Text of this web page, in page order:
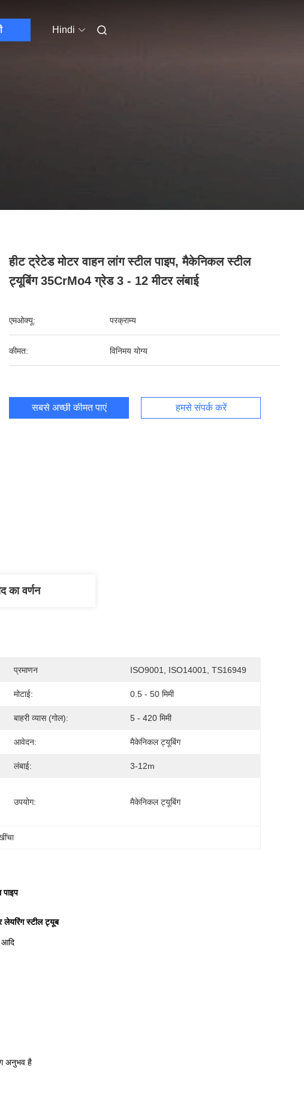
Hindi
हीट ट्रेटेड मोटर वाहन लांग स्टील पाइप, मैकेनिकल स्टील
ट्यूबिंग 35CrMo4 ग्रेड 3 - 12 मीटर लंबाई
एमओक्यू: परक्राम्य
कीमत: विनिमय योग्य
सबसे अच्छी कीमत पाएं हमसे संपर्क करें
का वर्णन
प्रमाणन ISO9001, ISO14001, TS16949
मोटाई: 0.5 - 50 मिमी
बाहरी व्यास (गोल): 5 - 420 मिमी
आवेदन: मैकेनिकल ट्यूबिंग
लंबाई: 3-12m
उपयोग: मैकेनिकल ट्यूबिंग
लेयरिंग स्टील ट्यूब
अनुभव है